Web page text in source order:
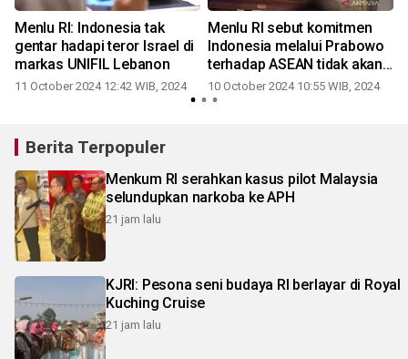
Menlu RI: Indonesia tak
gentar hadapi teror Israel di
markas UNIFIL Lebanon
11 October 2024 12:42 WIB, 2024
Menlu RI sebut komitmen
Indonesia melalui Prabowo
terhadap ASEAN tidak akan
berubah
10 October 2024 10:55 WIB, 2024
Berita Terpopuler
Menkum RI serahkan kasus pilot Malaysia
selundupkan narkoba ke APH
21 jam lalu
KJRI: Pesona seni budaya RI berlayar di Royal
Kuching Cruise
21 jam lalu